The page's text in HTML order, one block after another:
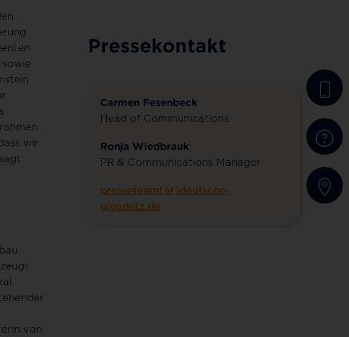
wir
von
Pressekontakt
Carmen Fesenbeck
Head of Communications
Ronja Wiedbrauk
PR & Communications Manager
presseteam[at]deutsche-
giganetz.de